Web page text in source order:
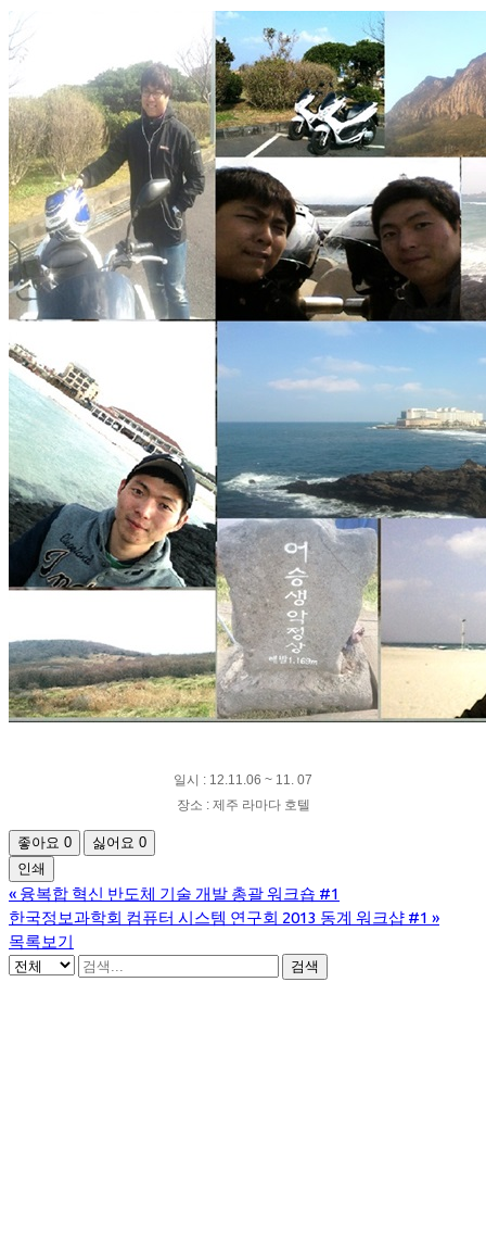
일시 : 12.11.06 ~ 11. 07
장소 : 제주 라마다 호텔
좋아요 0 싫어요 0
인쇄
« 융복합 혁신 반도체 기술 개발 총괄 워크숍 #1
한국정보과학회 컴퓨터 시스템 연구회 2013 동계 워크샵 #1 »
목록보기
검색